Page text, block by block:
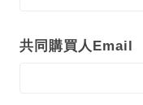
共同購買人Email